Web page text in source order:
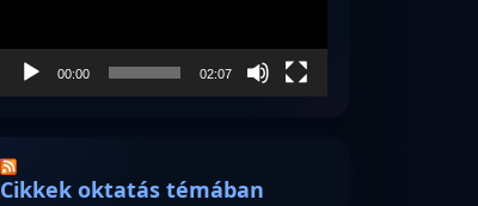
00:00 02:07
Cikkek oktatás témában